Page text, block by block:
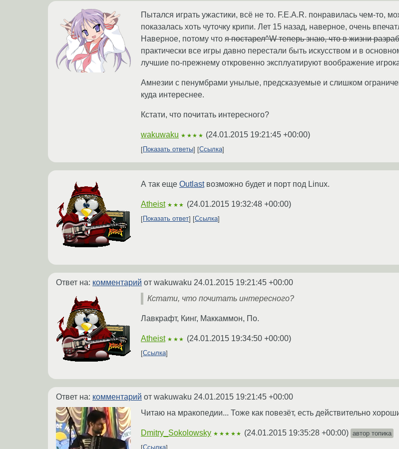
Пытался играть ужастики, всё не то. F.E.A.R. понравилась чем-то,
показалась хоть чуточку крипи. Лет 15 назад, наверное, очень
Наверное, потому что я постарел^W теперь знаю, что в жизни
практически все игры давно перестали быть искусством и в
лучшие по-прежнему откровенно эксплуатируют воображение
Амнезии с пенумбрами унылые, предсказуемые и слишком
куда интереснее.
Кстати, что почитать интересного?
wakuwaku ★★★★ (24.01.2015 19:21:45 +00:00)
Показать ответы Ссылка
А так еще Outlastвозможно будет и порт под Linux.
Atheist ★★★ (24.01.2015 19:32:48 +00:00)
Показать ответ Ссылка
Ответ на: комментарий от wakuwaku 24.01.2015 19:21:45 +00:00
Кстати, что почитать интересного?
Лавкрафт, Кинг, Маккаммон, По.
Atheist ★★★ (24.01.2015 19:34:50 +00:00)
Ссылка
Ответ на: комментарий от wakuwaku 24.01.2015 19:21:45 +00:00
Читаю на мракопедии... Тоже как повезёт, есть действительно
Dmitry_Sokolowsky ★★★★★ (24.01.2015 19:35:28 +00:00) автор топика